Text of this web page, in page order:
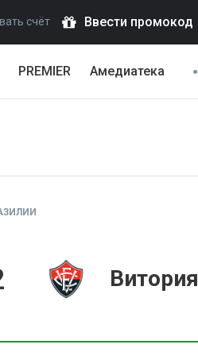
счёт Ввести промокод
PREMIER Амедиатека
Витория